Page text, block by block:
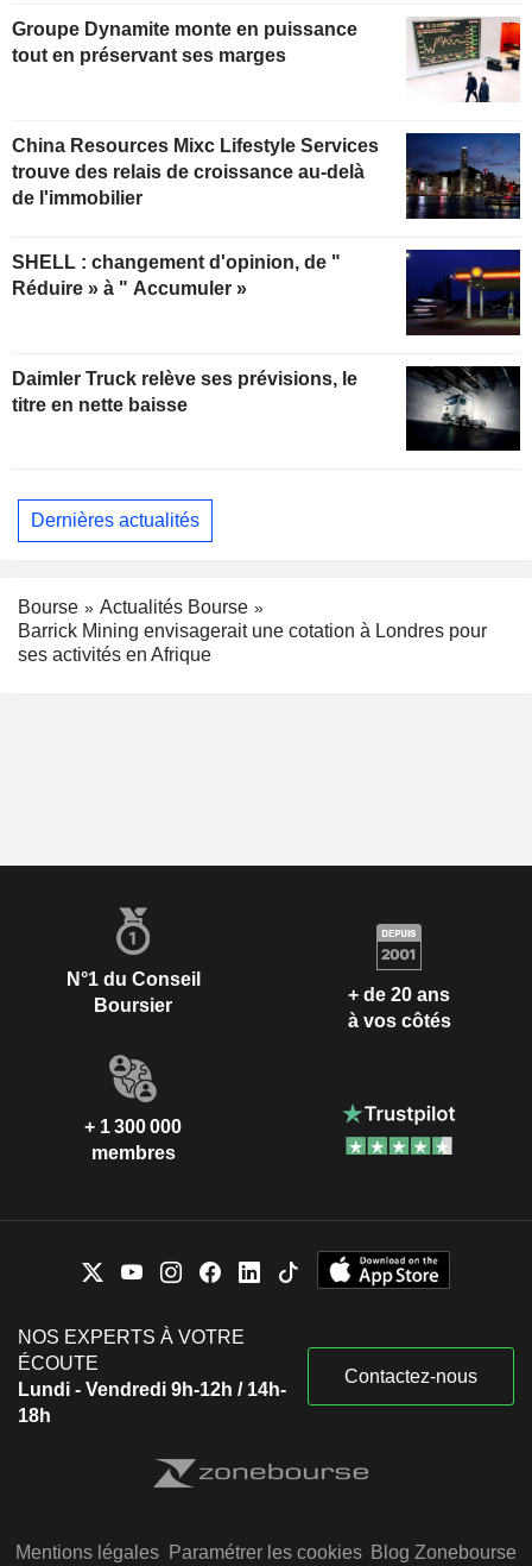
Groupe Dynamite monte en puissance
tout en préservant ses marges
China Resources Mixc Lifestyle Services
trouve des relais de croissance au-delà
de l'immobilier
SHELL : changement d'opinion, de "
Réduire » à " Accumuler »
Daimler Truck relève ses prévisions, le
titre en nette baisse
Dernières actualités
Bourse
Actualités Bourse
Barrick Mining envisagerait une cotation à Londres pour
ses activités en Afrique
N°1 du Conseil
Boursier
+ de 20 ans
à vos côtés
+ 1 300 000
membres
NOS EXPERTS À VOTRE
ÉCOUTE
Lundi - Vendredi 9h-12h / 14h-
18h
Contactez-nous
Mentions légales Paramétrer les cookies Blog Zonebourse